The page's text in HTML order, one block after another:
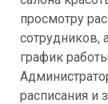
просмотру
сотрудников,
график
расписания